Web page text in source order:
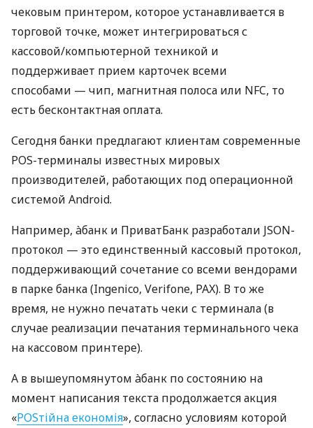
чековым принтером, которое устанавливается в
торговой точке, может интегрироваться с
кассовой/компьютерной техникой и
поддерживает прием карточек всеми
способами — чип, магнитная полоса или NFC, то
есть бесконтактная оплата.
Сегодня банки предлагают клиентам современные
POS-терминалы известных мировых
производителей, работающих под операционной
системой Android.
Например, àбанк и ПриватБанк разработали JSON-
протокол — это единственный кассовый протокол,
поддерживающий сочетание со всеми вендорами
в парке банка (Ingenico, Verifone, PAX). В то же
время, не нужно печатать чеки с терминала (в
случае реализации печатания терминального чека
на кассовом принтере).
А в вышеупомянутом àбанк по состоянию на
момент написания текста продолжается акция
«POSтійна економія», согласно условиям которой